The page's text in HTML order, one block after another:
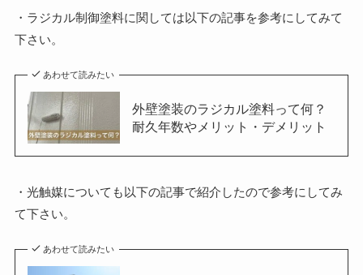
・ラジカル制御塗料に関しては以下の記事を参考にしてみて
下さい。
あわせて読みたい
外壁塗装のラジカル塗料って何？
耐久年数やメリット・デメリット
・光触媒についても以下の記事で紹介したので参考にしてみ
て下さい。
あわせて読みたい